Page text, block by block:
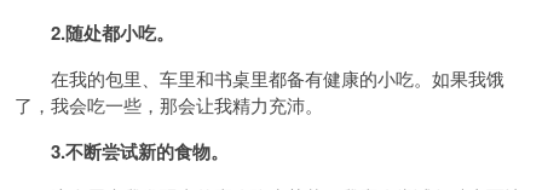
2.随处都小吃。
在我的包里、车里和书桌里都备有健康的小吃。如果我饿
了，我会吃一些，那会让我精力充沛。
3.不断尝试新的食物。